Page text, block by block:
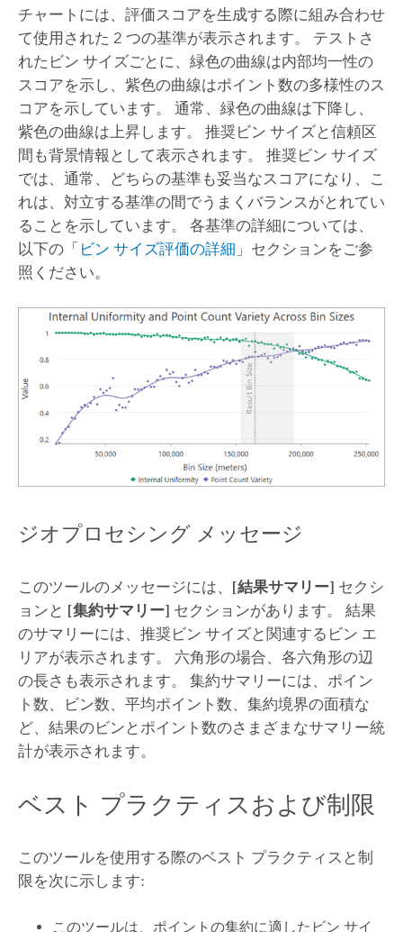
チャートには、評価スコアを生成する際に組み合わせ
て使用された 2 つの基準が表示されます。 テストさ
れたビン サイズごとに、緑色の曲線は内部均一性の
スコアを示し、紫色の曲線はポイント数の多様性のス
コアを示しています。 通常、緑色の曲線は下降し、
紫色の曲線は上昇します。 推奨ビン サイズと信頼区
間も背景情報として表示されます。 推奨ビン サイズ
では、通常、どちらの基準も妥当なスコアになり、こ
れは、対立する基準の間でうまくバランスがとれてい
ることを示しています。 各基準の詳細については、
以下の「 ビン サイズ評価の詳細 」セクションをご参
照ください。
ジオプロセシング メッセージ
このツールのメッセージには、 [結果サマリー] セクシ
ョンと [集約サマリー] セクションがあります。 結果
のサマリーには、推奨ビン サイズと関連するビン エ
リアが表示されます。 六角形の場合、各六角形の辺
の長さも表示されます。 集約サマリーには、ポイン
ト数、ビン数、平均ポイント数、集約境界の面積な
ど、結果のビンとポイント数のさまざまなサマリー統
計が表示されます。
ベスト プラクティスおよび制限
このツールを使用する際のベスト プラクティスと制
限を次に示します:
このツールは、ポイントの集約に適したビン サイ